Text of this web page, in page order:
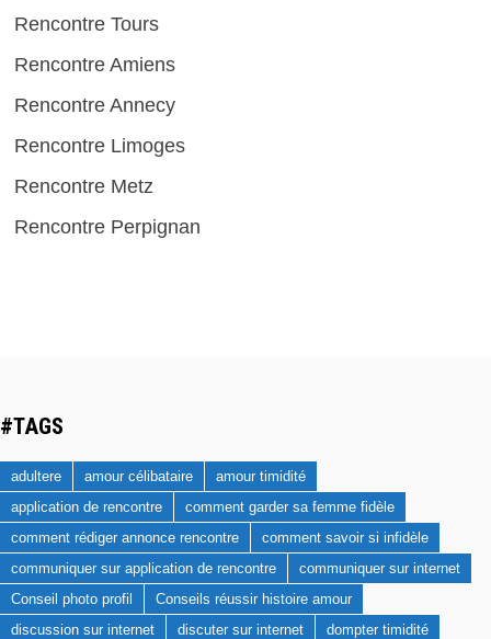
Rencontre Tours
Rencontre Amiens
Rencontre Annecy
Rencontre Limoges
Rencontre Metz
Rencontre Perpignan
#TAGS
adultere amour célibataire
amour timidité
application de rencontre
comment garder sa femme fidèle
comment rédiger annonce rencontre
comment savoir si infidèle
communiquer sur application de rencontre
communiquer sur internet
Conseil photo profil
Conseils réussir histoire amour
discussion sur internet
discuter sur internet
dompter timidité